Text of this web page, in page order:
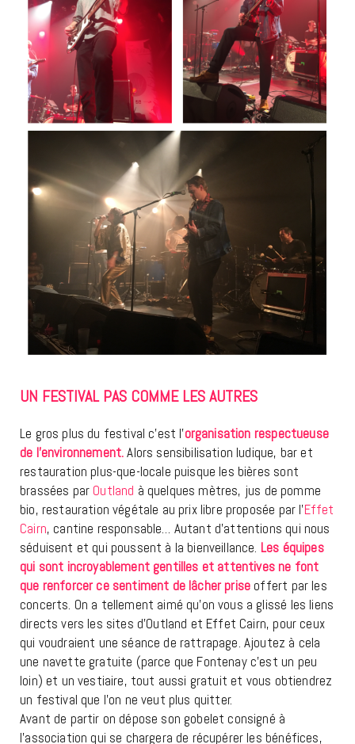
UN FESTIVAL PAS COMME LES AUTRES
Le gros plus du festival c’est l’organisation respectueuse
de l’environnement.Alors sensibilisation ludique, bar et
restauration plus-que-locale puisque les bières sont
brassées par Outland à quelques mètres, jus de pomme
bio, restauration végétale au prix libre proposée par l’Effet
Cairn, cantine responsable… Autant d’attentions qui nous
séduisent et qui poussent à la bienveillance. Les équipes
qui sont incroyablement gentilles et attentives ne font
que renforcer ce sentiment de lâcher prise offert par les
concerts. On a tellement aimé qu’on vous a glissé les liens
directs vers les sites d’Outland et Effet Cairn, pour ceux
qui voudraient une séance de rattrapage. Ajoutez à cela
une navette gratuite (parce que Fontenay c’est un peu
loin) et un vestiaire, tout aussi gratuit et vous obtiendrez
un festival que l’on ne veut plus quitter.
Avant de partir on dépose son gobelet consigné à
l’association qui se chargera de récupérer les bénéfices,